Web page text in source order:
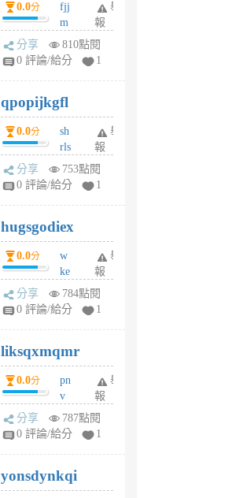
月
前
0.0分
fjj
m
w
rs
6
個
月
前
舉
報
分享
810點閱
0 評論/給分
1
qpopijkgfl
0.0分
sh
rls
k
m
6
個
月
前
舉
報
分享
753點閱
0 評論/給分
1
hugsgodiex
0.0分
w
ke
rv
pj
6
個
月
前
舉
報
分享
784點閱
0 評論/給分
1
liksqxmqmr
0.0分
pn
v
wt
sv
6
個
舉
報
分享
787點閱
0 評論/給分
1
yonsdynkqi